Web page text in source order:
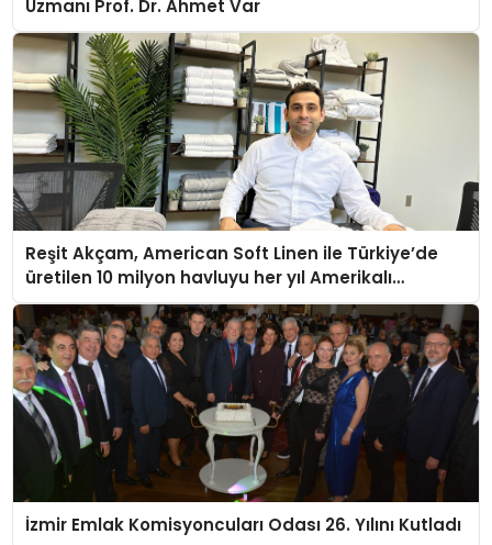
Uzmanı Prof. Dr. Ahmet Var
Reşit Akçam, American Soft Linen ile Türkiye’de
üretilen 10 milyon havluyu her yıl Amerikalı
tüketicilerle buluşturuyor
İzmir Emlak Komisyoncuları Odası 26. Yılını Kutladı